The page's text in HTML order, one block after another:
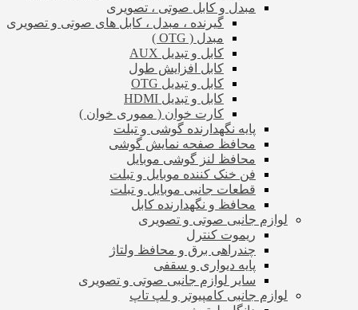
مبدل و کابل صوتی ، تصویری
گیرنده ، مبدل ، کابل های صوتی و تصویری
مبدل ( OTG )
کابل و تبدیل AUX
کابل افزایش طول
کابل و تبدیل OTG
کابل و تبدیل HDMI
کارت خوان ( مموری خوان )
پایه نگهدارنده گوشی و تبلت
محافظ صفحه نمایش گوشی
محافظ لنز گوشی موبایل
فن خنک کننده موبایل و تبلت
قطعات جانبی موبایل و تبلت
محافظ و نگهدارنده کابل
لوازم جانبی صوتی و تصویری
ریموت کنترل
چندراهی برق و محافظ ولتاژ
پایه دیواری و سقفی
سایر لوازم جانبی صوتی و تصویری
لوازم جانبی کامپیوتر و لپ تاپ